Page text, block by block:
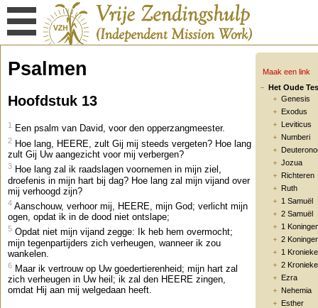
Maak een link
Het Oude
Genesis
Exodus
Leviticus
Numberi
Jozua
Richteren
Ruth
1 Samuël
2 Samuël
1
2
1
2
Ezra
Nehemia
Esther
Psalmen
Hoofdstuk 13
1 Een psalm van David, voor den opperzangmeester.
2 Hoe lang, HEERE, zult Gij mij steeds vergeten? Hoe lang
zult Gij Uw aangezicht voor mij verbergen?
3 Hoe lang zal ik raadslagen voornemen in mijn ziel,
droefenis in mijn hart bij dag? Hoe lang zal mijn vijand over
mij verhoogd zijn?
4 Aanschouw, verhoor mij, HEERE, mijn God; verlicht mijn
ogen, opdat ik in de dood niet ontslape;
5 Opdat niet mijn vijand zegge: Ik heb hem overmocht;
mijn tegenpartijders zich verheugen, wanneer ik zou
wankelen.
6 Maar ik vertrouw op Uw goedertierenheid; mijn hart zal
zich verheugen in Uw heil; ik zal den HEERE zingen,
omdat Hij aan mij welgedaan heeft.